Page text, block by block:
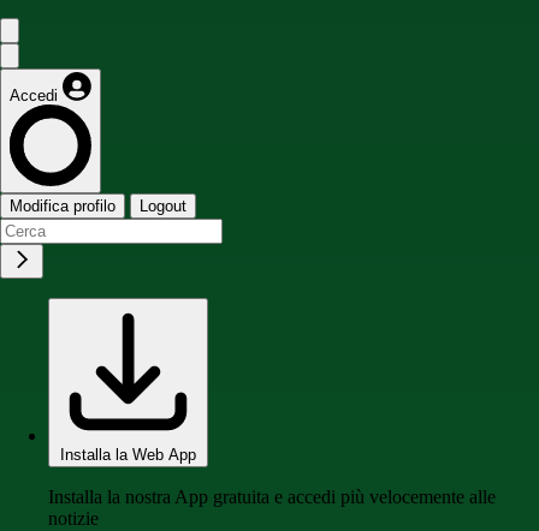
Accedi
Modifica profilo Logout
Installa la Web App
Installa la nostra App gratuita e accedi più velocemente alle
notizie